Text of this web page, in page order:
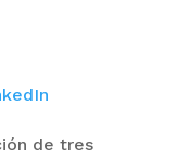
de tres